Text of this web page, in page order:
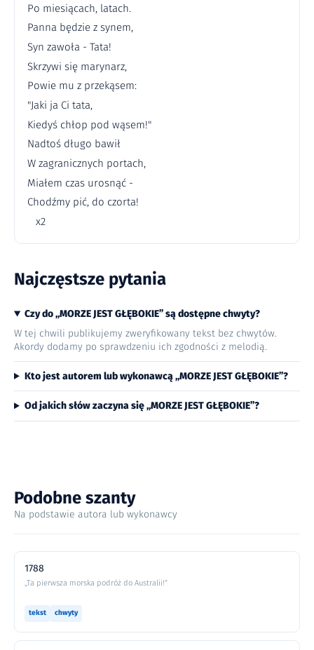
Po miesiącach, latach.
Panna będzie z synem,
Syn zawoła - Tata!
Skrzywi się marynarz,
Powie mu z przekąsem:
"Jaki ja Ci tata,
Kiedyś chłop pod wąsem!"
Nadtoś długo bawił
W zagranicznych portach,
Miałem czas urosnąć -
Chodźmy pić, do czorta!
x2
Najczęstsze pytania
Czy do „MORZE JEST GŁĘBOKIE” są dostępne chwyty?
W tej chwili publikujemy zweryfikowany tekst bez chwytów.
Akordy dodamy po sprawdzeniu ich zgodności z melodią.
Kto jest autorem lub wykonawcą „MORZE JEST GŁĘBOKIE”?
Od jakich słów zaczyna się „MORZE JEST GŁĘBOKIE”?
Podobne szanty
Na podstawie autora lub wykonawcy
1788
„Ta pierwsza morska podróż do Australii!”
tekst chwyty